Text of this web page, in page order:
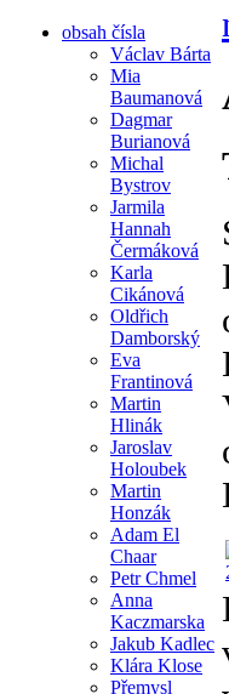
obsah čísla
Václav Bárta
Mia
Baumanová
Dagmar
Burianová
Michal
Bystrov
Jarmila
Hannah
Čermáková
Karla
Cikánová
Oldřich
Damborský
Eva
Frantinová
Martin
Hlinák
Jaroslav
Holoubek
Martin
Honzák
Adam El
Chaar
Petr Chmel
Anna
Kaczmarska
Jakub Kadlec
Klára Klose
Přemysl